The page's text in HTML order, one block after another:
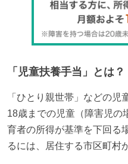
「 児童扶養手当 」とは？
「ひとり親世帯」などの児
18歳までの児童（障害児の
育者の所得が基準を下回る
るには、居住する市区町村